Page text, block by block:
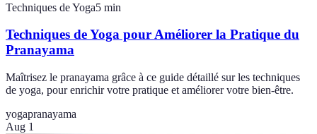
Techniques de Yoga5 min
Techniques de Yoga pour Améliorer la Pratique du
Pranayama
Maîtrisez le pranayama grâce à ce guide détaillé sur les techniques
de yoga, pour enrichir votre pratique et améliorer votre bien-être.
yogapranayama
Aug 1